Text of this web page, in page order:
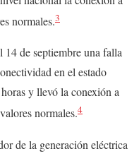
normales.3
14 de septiembre una falla
en el estado
y llevó la conexión a
normales.4
de la generación eléctrica